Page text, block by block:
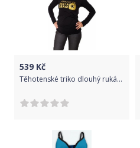
539 Kč
Těhotenské triko dlouhý rukáv Famous on Instagram - černé, Velikosti těh. moda M (38)